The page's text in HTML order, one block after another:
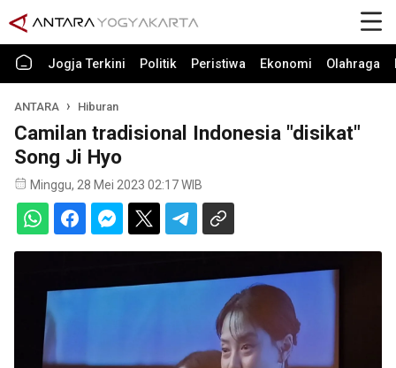
Jogja Terkini Politik Peristiwa Ekonomi Olahraga
ANTARA Hiburan
Camilan tradisional Indonesia "disikat"
Song Ji Hyo
Minggu, 28 Mei 2023 02:17 WIB